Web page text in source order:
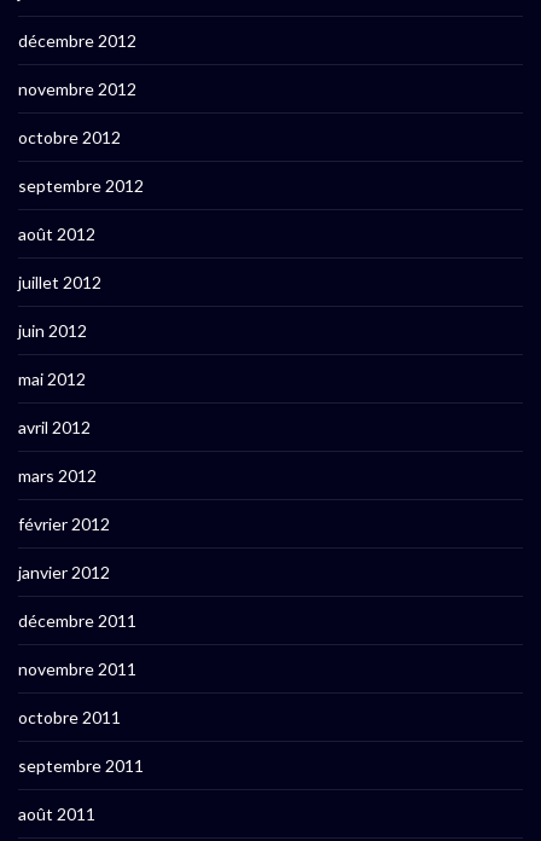
décembre 2012
novembre 2012
octobre 2012
septembre 2012
août 2012
juillet 2012
juin 2012
mai 2012
avril 2012
mars 2012
février 2012
janvier 2012
décembre 2011
novembre 2011
octobre 2011
septembre 2011
août 2011